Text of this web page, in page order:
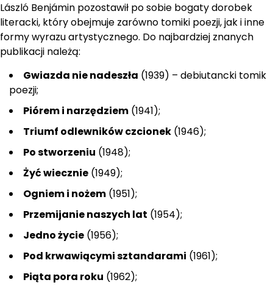
László Benjámin pozostawił po sobie bogaty dorobek
literacki, który obejmuje zarówno tomiki poezji, jak i inne
formy wyrazu artystycznego. Do najbardziej znanych
publikacji należą:
Gwiazda nie nadeszła (1939) – debiutancki tomik
poezji;
Piórem i narzędziem (1941);
Triumf odlewników czcionek (1946);
Po stworzeniu (1948);
Żyć wiecznie (1949);
Ogniem i nożem (1951);
Przemijanie naszych lat (1954);
Jedno życie (1956);
Pod krwawiącymi sztandarami (1961);
Piąta pora roku (1962);